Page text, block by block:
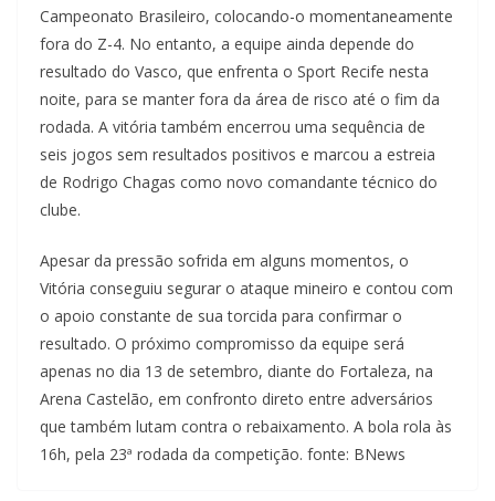
Campeonato Brasileiro, colocando-o momentaneamente
fora do Z-4. No entanto, a equipe ainda depende do
resultado do Vasco, que enfrenta o Sport Recife nesta
noite, para se manter fora da área de risco até o fim da
rodada. A vitória também encerrou uma sequência de
seis jogos sem resultados positivos e marcou a estreia
de Rodrigo Chagas como novo comandante técnico do
clube.
Apesar da pressão sofrida em alguns momentos, o
Vitória conseguiu segurar o ataque mineiro e contou com
o apoio constante de sua torcida para confirmar o
resultado. O próximo compromisso da equipe será
apenas no dia 13 de setembro, diante do Fortaleza, na
Arena Castelão, em confronto direto entre adversários
que também lutam contra o rebaixamento. A bola rola às
16h, pela 23ª rodada da competição. fonte: BNews